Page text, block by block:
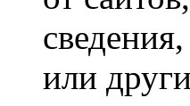
или